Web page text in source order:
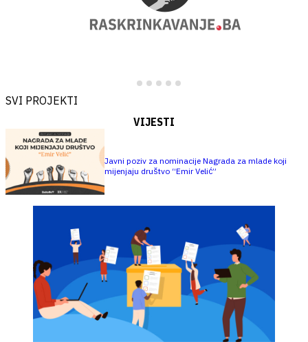
SVI PROJEKTI
VIJESTI
Javni poziv za nominacije Nagrada za mlade koji
mijenjaju društvo “Emir Velić”